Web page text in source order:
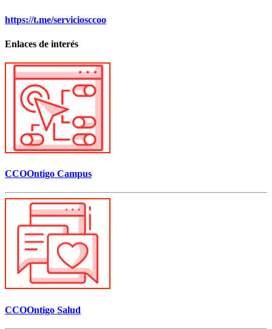
https://t.me/serviciosccoo
Enlaces de interés
CCOOntigo Campus
CCOOntigo Salud